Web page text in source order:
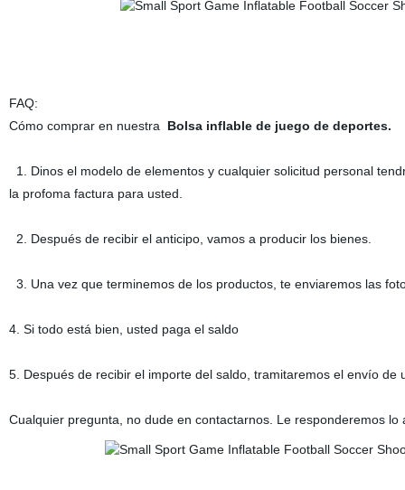
FAQ:
Cómo comprar en nuestra Bolsa inflable de juego de deportes.
1. Dinos el modelo de elementos y cualquier solicitud personal
la profoma factura para usted.
2. Después de recibir el anticipo, vamos a producir los bienes.
3. Una vez que terminemos de los productos, te enviaremos las
4. Si todo está bien, usted paga el saldo
5. Después de recibir el importe del saldo, tramitaremos el envío de
Cualquier pregunta, no dude en contactarnos. Le responderemos lo